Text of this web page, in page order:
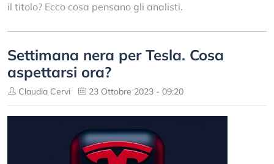
il titolo? Ecco cosa pensano gli analisti.
Settimana nera per Tesla. Cosa
aspettarsi ora?
Claudia Cervi 23 Ottobre 2023 - 09:20